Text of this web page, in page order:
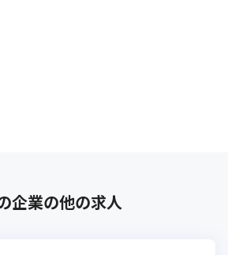
と思います。
リティソリューション 1部
企業の他の求人